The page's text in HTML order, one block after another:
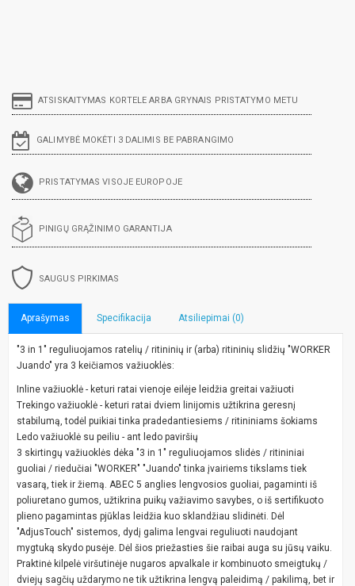
ATSISKAITYMAS KORTELE ARBA GRYNAIS PRISTATYMO METU
GALIMYBĖ MOKĖTI 3 DALIMIS BE PABRANGIMO
PRISTATYMAS VISOJE EUROPOJE
PINIGŲ GRĄŽINIMO GARANTIJA
SAUGUS PIRKIMAS
Aprašymas Specifikacija Atsiliepimai (0)
"3 in 1" reguliuojamos ratelių / ritininių ir (arba) ritininių slidžių "WORKER
Juando" yra 3 keičiamos važiuoklės:
Inline važiuoklė - keturi ratai vienoje eilėje leidžia greitai važiuoti
Trekingo važiuoklė - keturi ratai dviem linijomis užtikrina geresnį
stabilumą, todėl puikiai tinka pradedantiesiems / ritininiams šokiams
Ledo važiuoklė su peiliu - ant ledo paviršių
3 skirtingų važiuoklės dėka "3 in 1" reguliuojamos slidės / ritininiai
guoliai / riedučiai "WORKER" "Juando" tinka įvairiems tikslams tiek
vasarą, tiek ir žiemą. ABEC 5 anglies lengvosios guoliai, pagaminti iš
poliuretano gumos, užtikrina puikų važiavimo savybes, o iš sertifikuoto
plieno pagamintas pjūklas leidžia kuo sklandžiau slidinėti. Dėl
"AdjusTouch" sistemos, dydį galima lengvai reguliuoti naudojant
mygtuką skydo pusėje. Dėl šios priežasties šie raibai auga su jūsų vaiku.
Praktinė kilpelė viršutinėje nugaros apvalkale ir kombinuoto smeigtukų /
dviejų sagčių uždarymo ne tik užtikrina lengvą paleidimą / pakilimą, bet ir